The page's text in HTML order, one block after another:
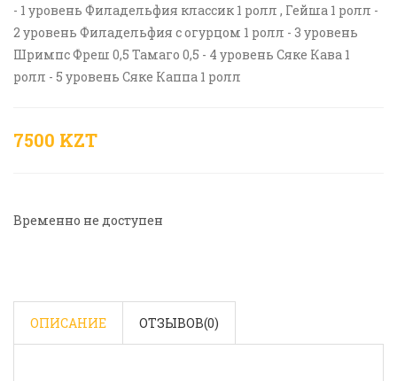
- 1 уровень Филадельфия классик 1 ролл , Гейша 1 ролл -
2 уровень Филадельфия с огурцом 1 ролл - 3 уровень
Шримпс Фреш 0,5 Тамаго 0,5 - 4 уровень Сяке Кава 1
ролл - 5 уровень Сяке Каппа 1 ролл
7500 KZT
Временно не доступен
ОПИСАНИЕ ОТЗЫВОВ(0)